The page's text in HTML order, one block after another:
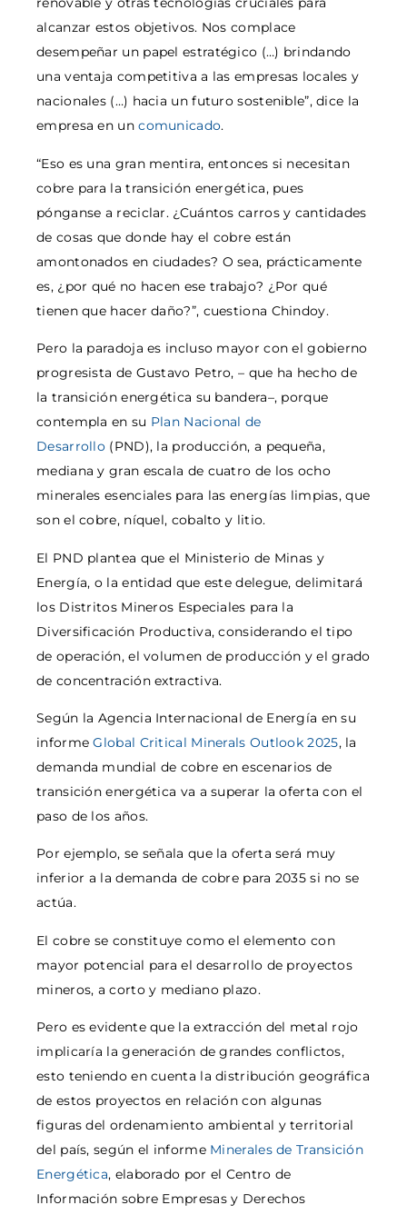
alcanzar estos objetivos. Nos complace
desempeñar un papel estratégico (…) brindando
una ventaja competitiva a las empresas locales y
nacionales (…) hacia un futuro sostenible”, dice la
empresa en uncomunicado.
“Eso es una gran mentira, entonces si necesitan
cobre para la transición energética, pues
pónganse a reciclar. ¿Cuántos carros y cantidades
de cosas que donde hay el cobre están
amontonados en ciudades? O sea, prácticamente
es, ¿por qué no hacen ese trabajo? ¿Por qué
tienen que hacer daño?”, cuestiona Chindoy.
Pero la paradoja es incluso mayor con el gobierno
progresista de Gustavo Petro, – que ha hecho de
la transición energética su bandera–, porque
contempla en su Plan Nacional de
Desarrollo (PND), la producción, a pequeña,
mediana y gran escala de cuatro de los ocho
minerales esenciales para las energías limpias, que
son el cobre, níquel, cobalto y litio.
El PND plantea que el Ministerio de Minas y
Energía, o la entidad que este delegue, delimitará
los Distritos Mineros Especiales para la
Diversificación Productiva, considerando el tipo
de operación, el volumen de producción y el grado
de concentración extractiva.
Según la Agencia Internacional de Energía en su
informeGlobal Critical Minerals Outlook 2025, la
demanda mundial de cobre en escenarios de
transición energética va a superar la oferta con el
paso de los años.
Por ejemplo, se señala que la oferta será muy
inferior a la demanda de cobre para 2035 si no se
actúa.
El cobre se constituye como el elemento con
mayor potencial para el desarrollo de proyectos
mineros, a corto y mediano plazo.
Pero es evidente que la extracción del metal rojo
implicaría la generación de grandes conflictos,
esto teniendo en cuenta la distribución geográfica
de estos proyectos en relación con algunas
figuras del ordenamiento ambiental y territorial
del país, según el informe Minerales de Transición
Energética, elaborado por el Centro de
Información sobre Empresas y Derechos